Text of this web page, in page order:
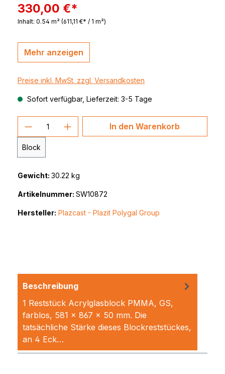
330,00 €*
Inhalt: 0.54 m² (611,11 €* / 1 m²)
Mehr anzeigen
Preise inkl. MwSt. zzgl. Versandkosten
Sofort verfügbar, Lieferzeit: 3-5 Tage
Produkt Anzahl: Gib den
Block
In den Warenkorb
Gewicht: 30.22 kg
Artikelnummer: SW10872
Hersteller: Plazcast - Plazit Polygal Group
Beschreibung
1 Reststück Acrylglasblock PMMA, GS,
farblos, 581 x 867 x 50 mm. Die
tatsächliche Stärke dieses Blockreststückes,
an 4 Eck…